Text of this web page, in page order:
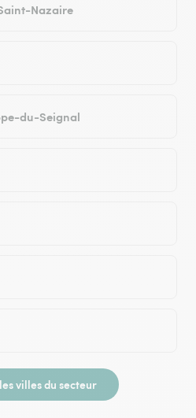
Nazaire
du-Seignal
villes du secteur